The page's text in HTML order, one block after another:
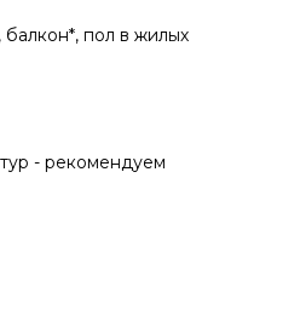
пол в жилых
- рекомендуем